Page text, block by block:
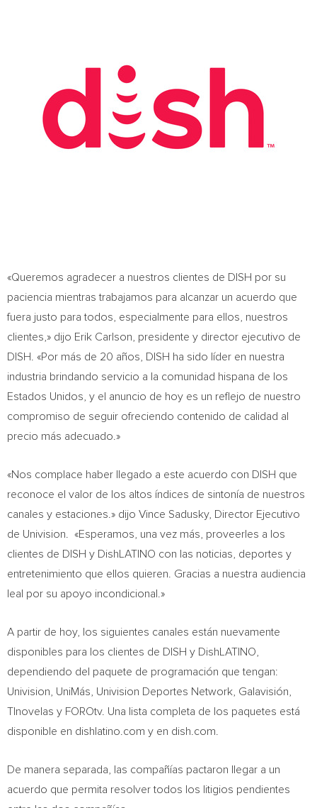
«Queremos agradecer a nuestros clientes de DISH por su
paciencia mientras trabajamos para alcanzar un acuerdo que
fuera justo para todos, especialmente para ellos, nuestros
clientes,» dijo Erik Carlson , presidente y director ejecutivo de
DISH. «Por más de 20 años, DISH ha sido líder en nuestra
industria brindando servicio a la comunidad hispana de los
Estados Unidos, y el anuncio de hoy es un reflejo de nuestro
compromiso de seguir ofreciendo contenido de calidad al
precio más adecuado.»
«Nos complace haber llegado a este acuerdo con DISH que
reconoce el valor de los altos índices de sintonía de nuestros
canales y estaciones.» dijo Vince Sadusky, Director Ejecutivo
de Univision. «Esperamos, una vez más, proveerles a los
clientes de DISH y DishLATINO con las noticias, deportes y
entretenimiento que ellos quieren. Gracias a nuestra audiencia
leal por su apoyo incondicional.»
A partir de hoy, los siguientes canales están nuevamente
disponibles para los clientes de DISH y DishLATINO,
dependiendo del paquete de programación que tengan:
Univision, UniMás, Univision Deportes Network, Galavisión,
Tlnovelas y FOROtv. Una lista completa de los paquetes está
disponible en dishlatino.com y en dish.com.
De manera separada, las compañías pactaron llegar a un
acuerdo que permita resolver todos los litigios pendientes